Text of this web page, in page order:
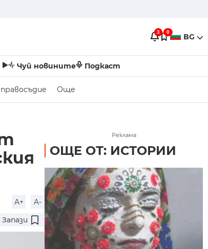
3 0 BG
Чуй новините Подкаст
Още
A+
A-
Запази
Реклама
ОЩЕ ОТ: ИСТОРИИ